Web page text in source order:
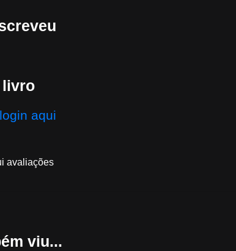
livro
aqui
avaliações
viu...